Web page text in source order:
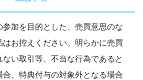
参加を目的とした、売買意思のな
はお控えください。明らかに売買
い取引等、不当な行為であると
、特典付与の対象外となる場合